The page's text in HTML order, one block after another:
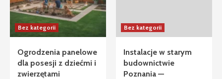
Bez kategorii
Ogrodzenia panelowe
dla posesji z dziećmi i
zwierzętami
Bez kategorii
Instalacje w starym
budownictwie
Poznania —